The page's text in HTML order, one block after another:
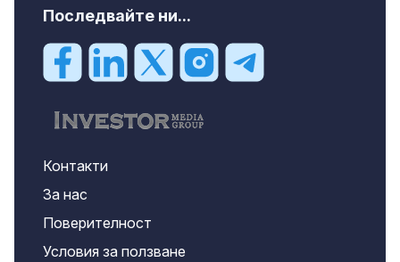
Последвайте ни...
Контакти
За нас
Поверителност
Условия за ползване